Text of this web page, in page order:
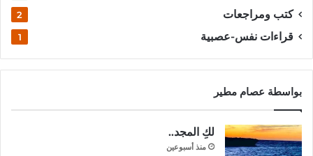
كتب ومراجعات 2
قراءات نفس-عصبية 1
بواسطة عصام مطير
لكِ المجد..
منذ أسبوعين